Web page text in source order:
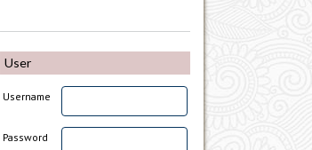
User
Username
Password